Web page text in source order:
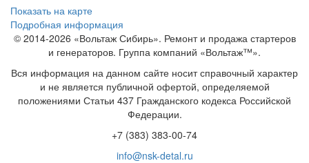
Показать на карте
Подробная информация
© 2014-2026 «Вольтаж Сибирь». Ремонт и продажа стартеров
и генераторов. Группа компаний «Вольтаж™».
Вся информация на данном сайте носит справочный характер
и не является публичной офертой, определяемой
положениями Статьи 437 Гражданского кодекса Российской
Федерации.
+7 (383) 383-00-74
info@nsk-detal.ru